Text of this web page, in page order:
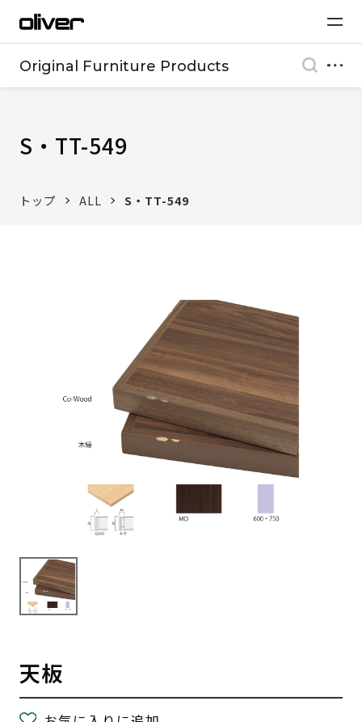
Original Furniture Products
S・TT-549
トップ ALL S・TT-549
天板